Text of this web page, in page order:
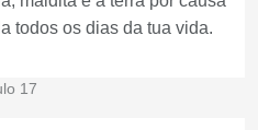
todos os dias da tua vida.
17